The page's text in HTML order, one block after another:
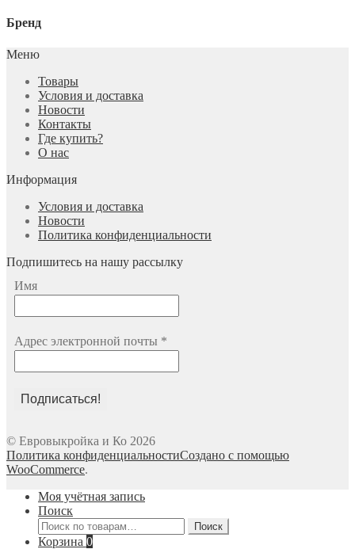
Бренд
Меню
Товары
Условия и доставка
Новости
Контакты
Где купить?
О нас
Информация
Условия и доставка
Новости
Политика конфиденциальности
Подпишитесь на нашу рассылку
Имя
Адрес электронной почты *
© Евровыкройка и Ко 2026
Политика конфиденциальностиСоздано с помощью
WooCommerce.
Моя учётная запись
Поиск
Искать:
Поиск
Корзина 0